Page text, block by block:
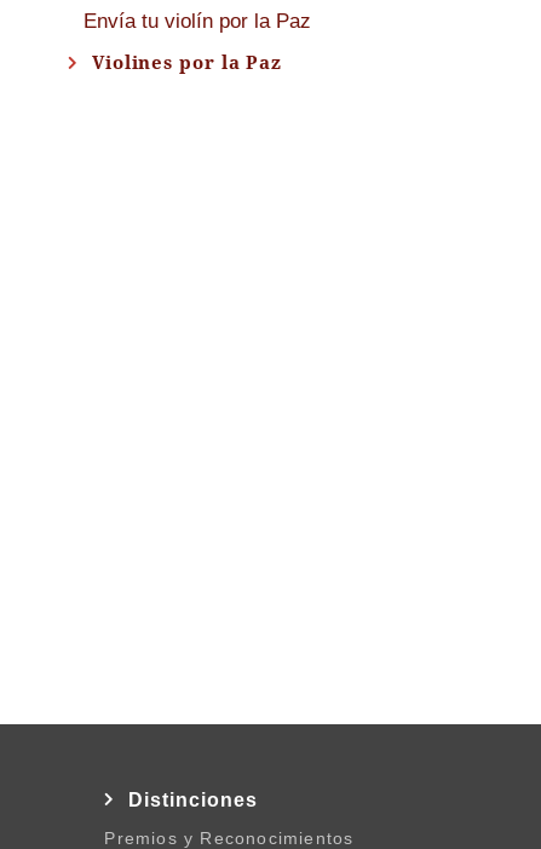
Envía tu violín por la Paz
Violines por la Paz
Distinciones
Premios y Reconocimientos